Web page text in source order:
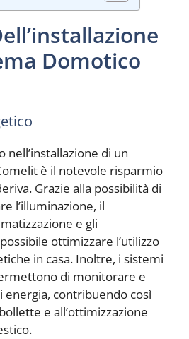
Domotico
nell’installazione di un
è il notevole risparmio
Grazie alla possibilità di
l’illuminazione, il
e gli
ottimizzare l’utilizzo
in casa. Inoltre, i sistemi
di monitorare e
energia, contribuendo così
e all’ottimizzazione